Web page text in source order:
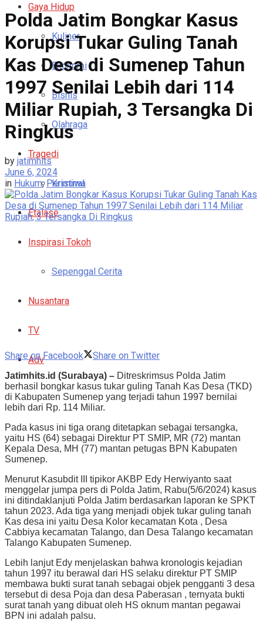
Gaya Hidup
Kuliner
Ekonomi
Bisnis
Olahraga
Tragedi
Kriminal
Etalase
Inspirasi Tokoh
Sepenggal Cerita
Nusantara
TV
Adv
Polda Jatim Bongkar Kasus
Korupsi Tukar Guling Tanah
Kas Desa di Sumenep Tahun
1997 Senilai Lebih dari 114
Miliar Rupiah, 3 Tersangka Di
Ringkus
by jatimhits
June 6, 2024
in Hukum, Peristiwa
Share on Facebook Share on Twitter
Jatimhits.id (Surabaya) – Ditreskrimsus Polda Jatim
berhasil bongkar kasus tukar guling Tanah Kas Desa (TKD)
di Kabupaten Sumenep yang terjadi tahun 1997 bernilai
lebih dari Rp. 114 Miliar.
Pada kasus ini tiga orang ditetapkan sebagai tersangka,
yaitu HS (64) sebagai Direktur PT SMIP, MR (72) mantan
Kepala Desa, MH (77) mantan petugas BPN Kabupaten
Sumenep.
Menurut Kasubdit III tipikor AKBP Edy Herwiyanto saat
menggelar jumpa pers di Polda Jatim, Rabu(5/6/2024) kasus
ini ditindaklanjuti Polda Jatim berdasarkan laporan ke SPKT
tahun 2023. Ada tiga yang menjadi objek tukar guling tanah
Kas desa ini yaitu Desa Kolor kecamatan Kota , Desa
Cabbiya kecamatan Talango, dan Desa Talango kecamatan
Talango Kabupaten Sumenep.
Lebih lanjut Edy menjelaskan bahwa kronologis kejadian
tahun 1997 itu berawal dari HS selaku direktur PT SMIP
membawa bukti surat tanah sebagai objek pengganti 3 desa
tersebut di desa Poja dan desa Paberasan , ternyata bukti
surat tanah yang dibuat oleh HS oknum mantan pegawai
BPN ini adalah palsu.